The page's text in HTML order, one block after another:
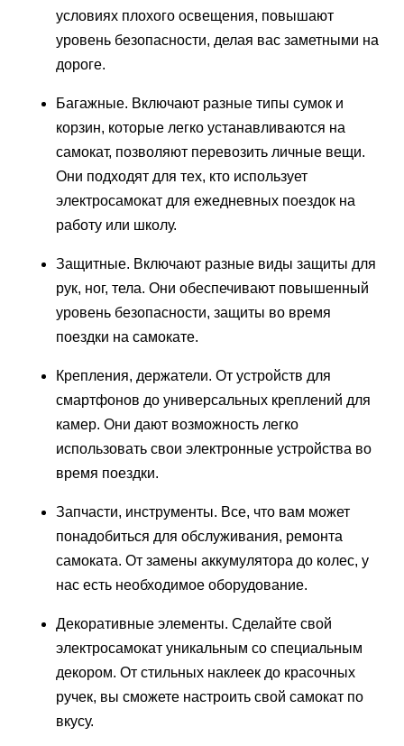
условиях плохого освещения, повышают
уровень безопасности, делая вас заметными на
дороге.
Багажные. Включают разные типы сумок и
корзин, которые легко устанавливаются на
самокат, позволяют перевозить личные вещи.
Они подходят для тех, кто использует
электросамокат для ежедневных поездок на
работу или школу.
Защитные. Включают разные виды защиты для
рук, ног, тела. Они обеспечивают повышенный
уровень безопасности, защиты во время
поездки на самокате.
Крепления, держатели. От устройств для
смартфонов до универсальных креплений для
камер. Они дают возможность легко
использовать свои электронные устройства во
время поездки.
Запчасти, инструменты. Все, что вам может
понадобиться для обслуживания, ремонта
самоката. От замены аккумулятора до колес, у
нас есть необходимое оборудование.
Декоративные элементы. Сделайте свой
электросамокат уникальным со специальным
декором. От стильных наклеек до красочных
ручек, вы сможете настроить свой самокат по
вкусу.